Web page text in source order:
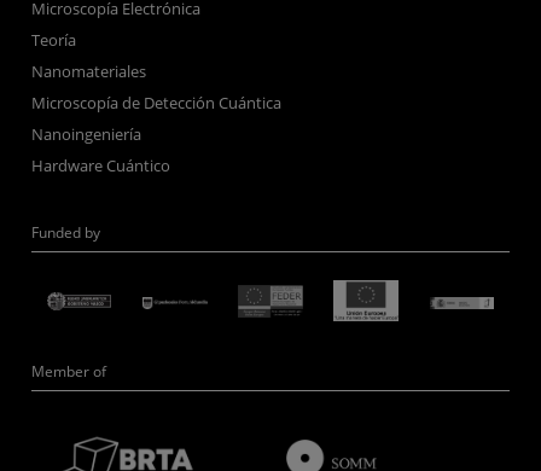
Microscopía Electrónica
Teoría
Nanomateriales
Microscopía de Detección Cuántica
Nanoingeniería
Hardware Cuántico
Funded by
Member of